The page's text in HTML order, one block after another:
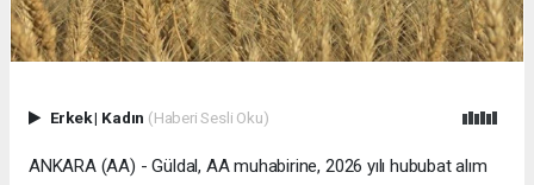
Erkek| Kadın (Haberi Sesli Oku)
ANKARA (AA) - Güldal, AA muhabirine, 2026 yılı hububat alım